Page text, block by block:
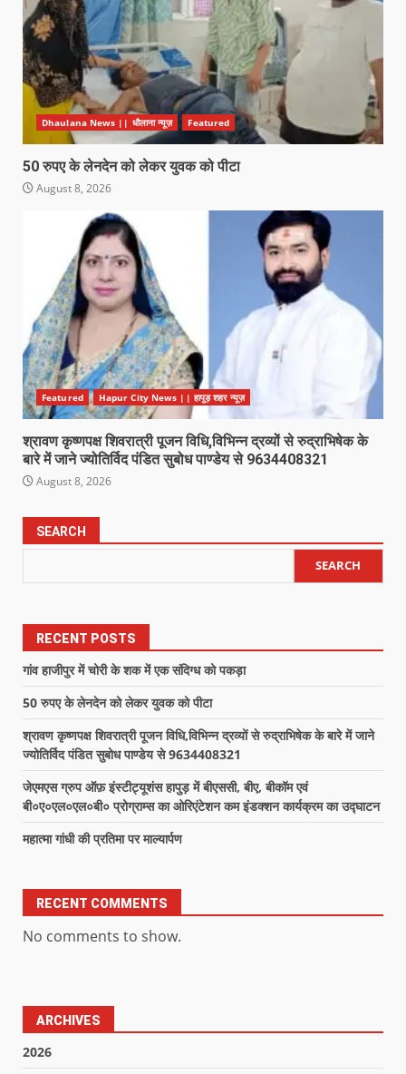
Dhaulana News || धौलाना न्यूज़ Featured
50 रुपए के लेनदेन को लेकर युवक को पीटा
August 8, 2026
Featured Hapur City News || हापुड़ शहर न्यूज़
श्रावण कृष्णपक्ष शिवरात्री पूजन विधि,विभिन्न द्रव्यों से रुद्राभिषेक के
बारे में जाने ज्योतिर्विद पंडित सुबोध पाण्डेय से 9634408321
August 8, 2026
SEARCH
SEARCH
RECENT POSTS
गांव हाजीपुर में चोरी के शक में एक संदिग्ध को पकड़ा
50 रुपए के लेनदेन को लेकर युवक को पीटा
श्रावण कृष्णपक्ष शिवरात्री पूजन विधि,विभिन्न द्रव्यों से रुद्राभिषेक के बारे में जाने
ज्योतिर्विद पंडित सुबोध पाण्डेय से 9634408321
जेएमएस ग्रुप ऑफ़ इंस्टीट्यूशंस हापुड़ में बीएससी, बीए, बीकॉम एवं
बी०ए०एल०एल०बी० प्रोग्राम्स का ओरिएंटेशन कम इंडक्शन कार्यक्रम का उद्घाटन
महात्मा गांधी की प्रतिमा पर माल्यार्पण
RECENT COMMENTS
No comments to show.
ARCHIVES
2026